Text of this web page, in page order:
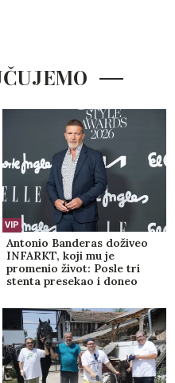
Lara došla na
od 1.500 eura, a evo
na poziv oca